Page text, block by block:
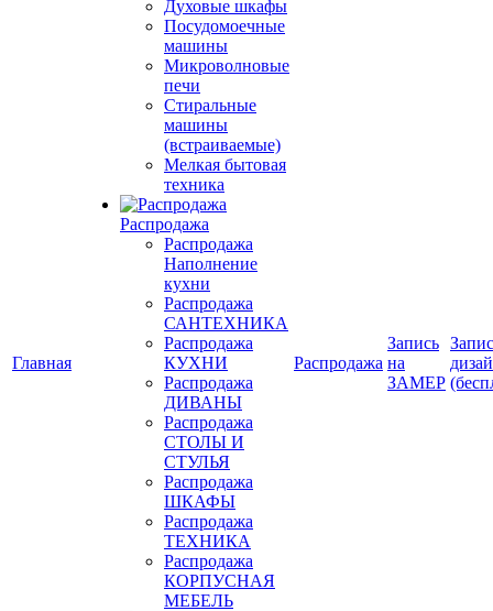
Главная
Духовые шкафы
Посудомоечные
машины
Микроволновые
печи
Стиральные
машины
(встраиваемые)
Мелкая бытовая
техника
Распродажа
Распродажа
Наполнение
кухни
Распродажа
САНТЕХНИКА
Распродажа
КУХНИ
Распродажа
ДИВАНЫ
Распродажа
СТОЛЫ И
СТУЛЬЯ
Распродажа
ШКАФЫ
Распродажа
ТЕХНИКА
Распродажа
КОРПУСНАЯ
МЕБЕЛЬ
Распродажа
Запись
на
ЗАМЕР